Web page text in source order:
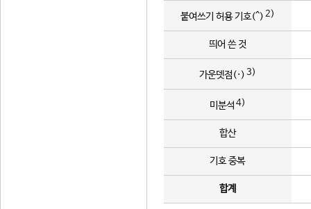
붙여쓰기 허용 기호(^) 2)
띄어 쓴 것
가운뎃점(·) 3)
미분석 4)
합산
기호 중복
합계